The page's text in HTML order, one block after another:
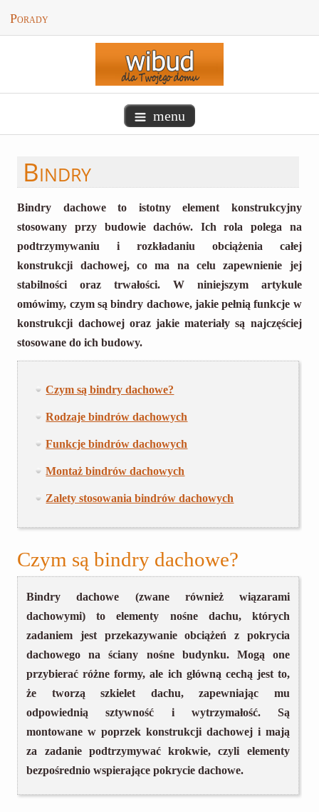
Porady
menu
Bindry
Bindry dachowe to istotny element konstrukcyjny
stosowany przy budowie dachów. Ich rola polega na
podtrzymywaniu i rozkładaniu obciążenia całej
konstrukcji dachowej, co ma na celu zapewnienie jej
stabilności oraz trwałości. W niniejszym artykule
omówimy, czym są bindry dachowe, jakie pełnią funkcje w
konstrukcji dachowej oraz jakie materiały są najczęściej
stosowane do ich budowy.
Czym są bindry dachowe?
Rodzaje bindrów dachowych
Funkcje bindrów dachowych
Montaż bindrów dachowych
Zalety stosowania bindrów dachowych
Czym są bindry dachowe?
Bindry dachowe (zwane również wiązarami
dachowymi) to elementy nośne dachu, których
zadaniem jest przekazywanie obciążeń z pokrycia
dachowego na ściany nośne budynku. Mogą one
przybierać różne formy, ale ich główną cechą jest to,
że tworzą szkielet dachu, zapewniając mu
odpowiednią sztywność i wytrzymałość. Są
montowane w poprzek konstrukcji dachowej i mają
za zadanie podtrzymywać krokwie, czyli elementy
bezpośrednio wspierające pokrycie dachowe.